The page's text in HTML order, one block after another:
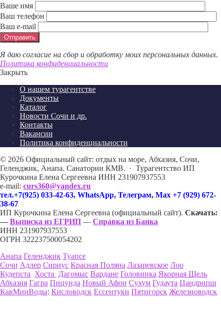
Ваше имя
Ваш телефон
Ваш e-mail
Я даю согласие на сбор и обработку моих персональных данных.
Политика конфиденциальности
Закрыть
О нашем турагентстве
Документы
Каталог
Новости Сочи и др.
Контакты
Вакансии
Политика конфиденциальности
© 2026 Официальный сайт: отдых на море, Абхазия, Сочи,
Геленджик, Анапа. Санатории КМВ. · Турагентство ИП
Курочкина Елена Сергеевна ИНН 231907937553
e-mail: curs360@yandex.ru
тел.+7(925) 033-42-63, WhatsApp, Телеграм, Max +7 (929) 672-
38-67
ИП Курочкина Елена Сергеевна (официальный сайт). Скачать:
— Выписка из ЕГРИП — Справка из Банка
ИНН 231907937553
ОГРН 322237500054202
Анапа Геленджик Туапсе
Сочи Адлер Сириус Красная Поляна Лазаревское Лоо
Кудепста Хоста Дагомыс Вардане Головинка Якорная Щель
Абхазия Гагра Пицунда Новый Афон Сухум Гудаута Цандрипш
КавМинВоды: Кисловодск Ессентуки Пятигорск Железноводск